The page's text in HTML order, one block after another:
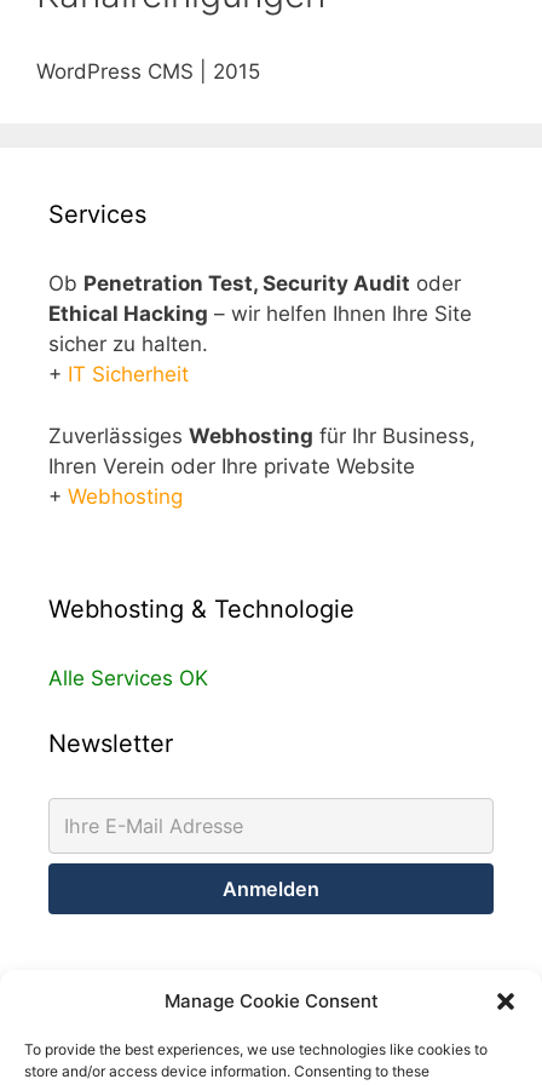
Manage Cookie Consent
To provide the best experiences, we use technologies like cookies to
store and/or access device information. Consenting to these
WordPress CMS | 2015
Services
Ob Penetration Test, Security Audit oder
Ethical Hacking – wir helfen Ihnen Ihre Site
sicher zu halten.
+ IT Sicherheit
Zuverlässiges Webhosting für Ihr Business,
Ihren Verein oder Ihre private Website
+ Webhosting
Webhosting & Technologie
Alle Services OK
Newsletter
Netsolution Consulting Group GmbH
8032 Zürich